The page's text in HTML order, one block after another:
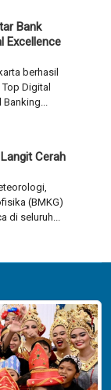
Bank
Excellence
berhasil
Digital
Cerah
(BMKG)
di seluruh...